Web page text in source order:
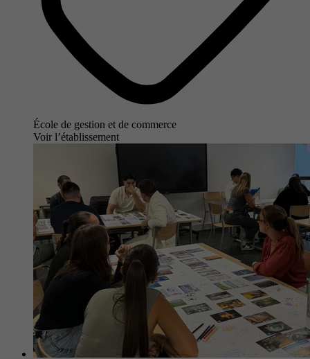
École de gestion et de commerce
Voir l’établissement